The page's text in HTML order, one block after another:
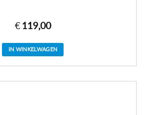
€ 119,00
IN WINKELWAGEN